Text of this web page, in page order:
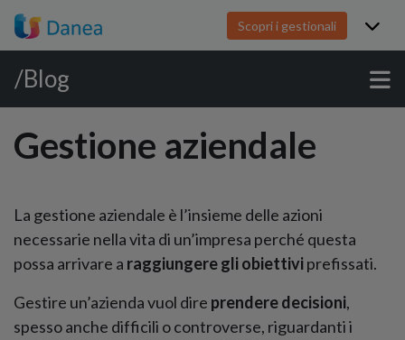
Scopri i gestionali
/Blog
Gestione aziendale
La gestione aziendale è l’insieme delle azioni
necessarie nella vita di un’impresa perché questa
possa arrivare a raggiungere gli obiettiviprefissati.
Gestire un’azienda vuol dire prendere decisioni,
spesso anche difficili o controverse, riguardanti i